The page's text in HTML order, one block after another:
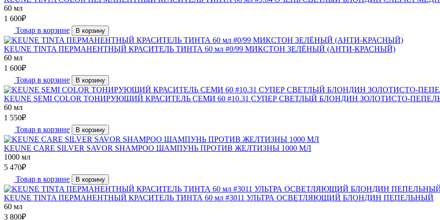
60 мл
1 600₽
Товар в корзине
В корзину
KEUNE TINTA ПЕРМАНЕНТНЫЙ КРАСИТЕЛЬ ТИНТА 60 мл #0/99 МИКСТОН ЗЕЛЁНЫЙ (АНТИ-КРАСНЫЙ)
60 мл
1 600₽
Товар в корзине
В корзину
KEUNE SEMI COLOR ТОНИРУЮЩИЙ КРАСИТЕЛЬ СЕМИ 60 #10.31 СУПЕР СВЕТЛЫЙ БЛОНДИН ЗОЛОТИСТО-
60 мл
1 550₽
Товар в корзине
В корзину
KEUNE CARE SILVER SAVOR SHAMPOO ШАМПУНЬ ПРОТИВ ЖЕЛТИЗНЫ 1000 МЛ
1000 мл
5 470₽
Товар в корзине
В корзину
KEUNE TINTA ПЕРМАНЕНТНЫЙ КРАСИТЕЛЬ ТИНТА 60 мл #3011 УЛЬТРА ОСВЕТЛЯЮЩИЙ БЛОНДИН ПЕПЕЛЬНЫЙ
60 мл
3 800₽